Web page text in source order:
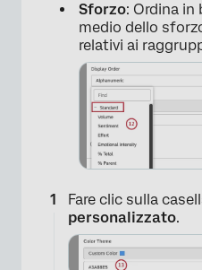
Sforzo: Ordina in
medio dello
relativi ai
Fare clic sulla
personalizzato.